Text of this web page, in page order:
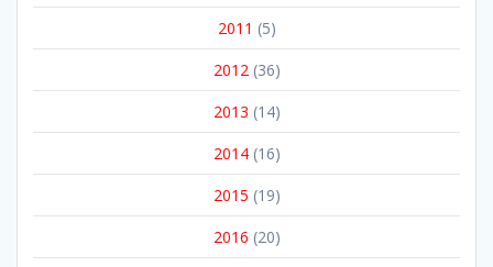
2011 (5)
2012(36)
2013 (14)
2014(16)
2015 (19)
2016 (20)